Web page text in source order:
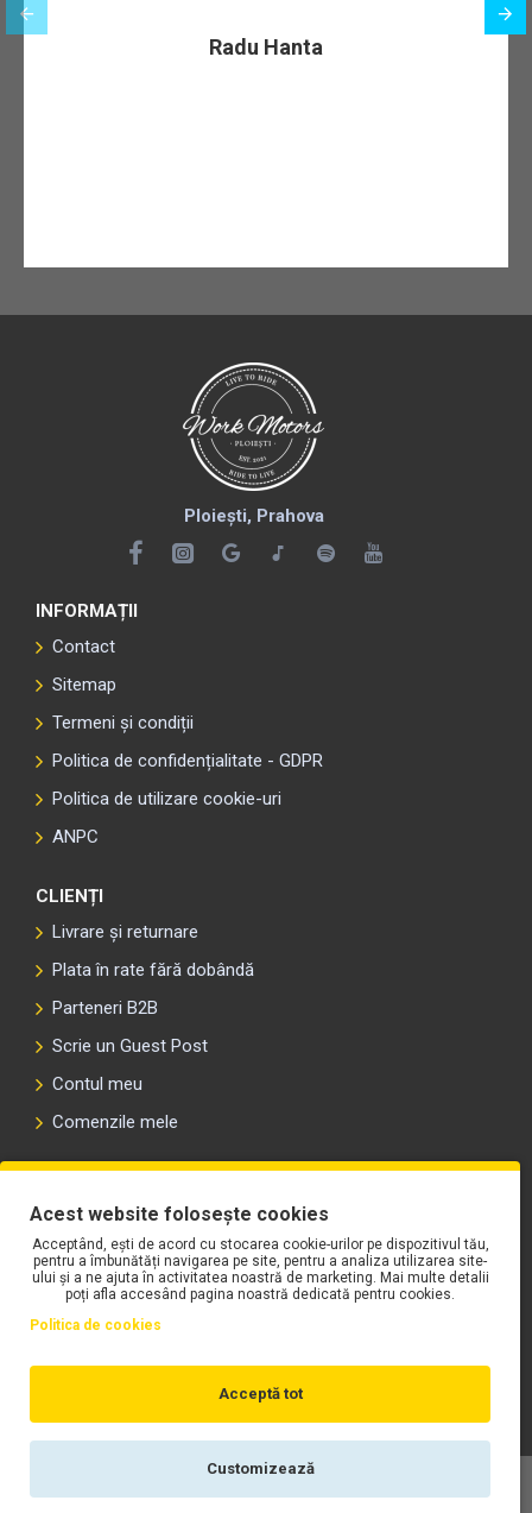
Radu Hanta
Ploiești, Prahova
INFORMAȚII
Contact
Sitemap
Termeni și condiții
Politica de confidențialitate - GDPR
Politica de utilizare cookie-uri
ANPC
CLIENȚI
Livrare și returnare
Plata în rate fără dobândă
Parteneri B2B
Scrie un Guest Post
Contul meu
Comenzile mele
Copyright © WORK Motors
Acest website folosește cookies
Acceptând, ești de acord cu stocarea cookie-urilor pe dispozitivul tău,
pentru a îmbunătăți navigarea pe site, pentru a analiza utilizarea site-
ului și a ne ajuta în activitatea noastră de marketing. Mai multe detalii
poți afla accesând pagina noastră dedicată pentru cookies.
Politica de cookies
Acceptă tot
Customizează